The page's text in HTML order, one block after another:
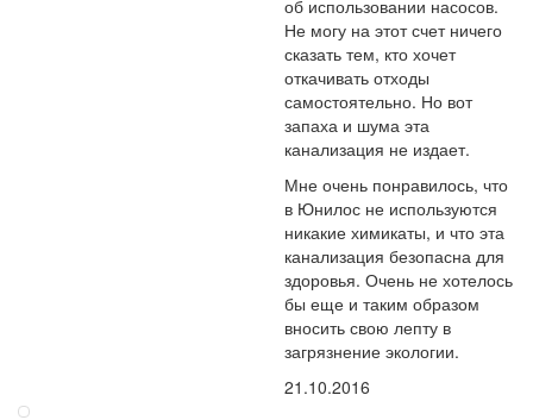
об использовании насосов.
Не могу на этот счет ничего
сказать тем, кто хочет
откачивать отходы
самостоятельно. Но вот
запаха и шума эта
канализация не издает.
Мне очень понравилось, что
в Юнилос не используются
никакие химикаты, и что эта
канализация безопасна для
здоровья. Очень не хотелось
бы еще и таким образом
вносить свою лепту в
загрязнение экологии.
21.10.2016